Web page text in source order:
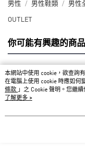
男性 男性鞋類 男性
OUTLET
你可能有興趣的商品
熱門標籤
本網站中使用 cookie，欲查詢
在電腦上使用 cookie 時應如何
條款 」之 Cookie 聲明。您繼
款之 Cookie 聲明使用 cookie。
了解更多 >